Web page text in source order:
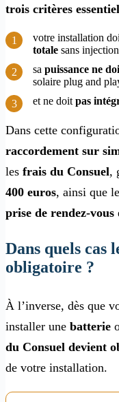
trois critères
votre installation
totale sans
sa puissance ne
solaire plug and
et ne doit pas
Dans cette
raccordement sur
les frais du Consuel,
400 euros, ainsi que
prise de rendez-vous
Dans quels cas
obligatoire ?
À l’inverse, dès que
installer une batterie
du Consuel devient
de votre installation.